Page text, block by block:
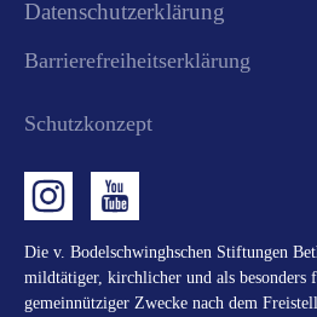
Datenschutzerklärung
Barrierefreiheitserklärung
Schutzkonzept
Die v. Bodelschwinghschen Stiftungen
mildtätiger, kirchlicher und als besonders
gemeinnütziger Zwecke nach dem